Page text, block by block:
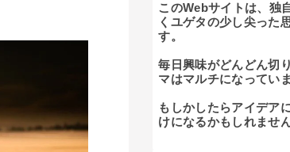
このWebサイトは、独
くユゲタの少し尖った
す。
毎日興味がどんどん切
マはマルチになっていま
もしかしたらアイデア
けになるかもしれません